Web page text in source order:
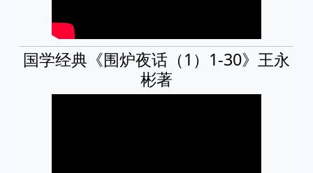
国学经典《围炉夜话（1）1-30》王永
彬著